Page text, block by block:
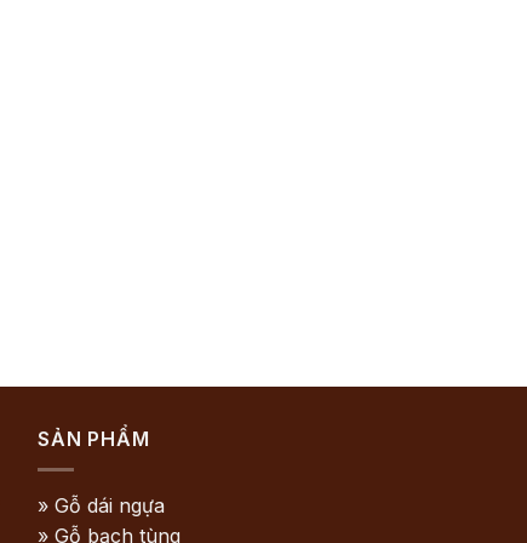
SẢN PHẨM
» Gỗ dái ngựa
» Gỗ bạch tùng